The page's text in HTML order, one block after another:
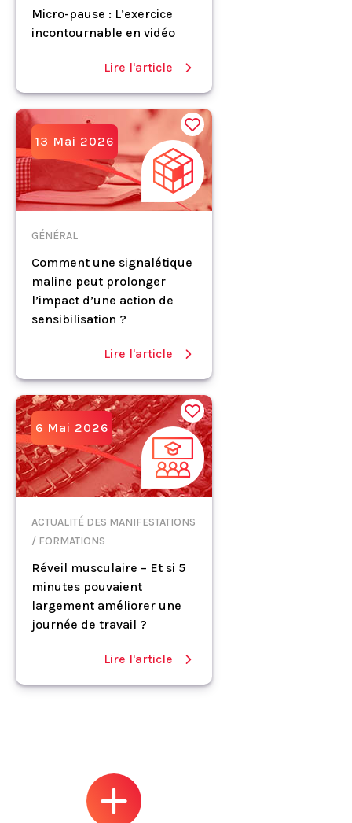
Micro-pause : L’exercice
incontournable en vidéo
Lire l'article
13 Mai 2026
GÉNÉRAL
Comment une signalétique
maline peut prolonger
l’impact d’une action de
sensibilisation ?
Lire l'article
6 Mai 2026
ACTUALITÉ DES MANIFESTATIONS
/ FORMATIONS
Réveil musculaire – Et si 5
minutes pouvaient
largement améliorer une
journée de travail ?
Lire l'article